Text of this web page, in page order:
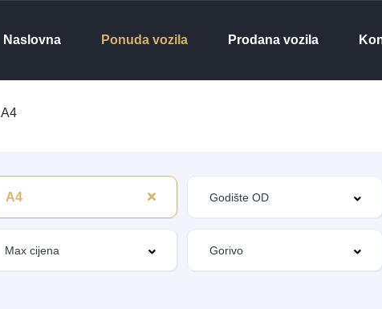
Naslovna Ponuda vozila Prodana vozila
A4
A4